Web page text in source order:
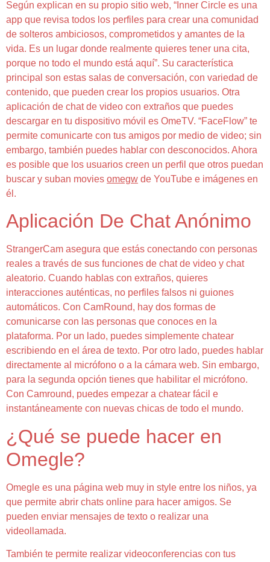
Según explican en su propio sitio web, “Inner Circle es una
app que revisa todos los perfiles para crear una comunidad
de solteros ambiciosos, comprometidos y amantes de la
vida. Es un lugar donde realmente quieres tener una cita,
porque no todo el mundo está aquí”. Su característica
principal son estas salas de conversación, con variedad de
contenido, que pueden crear los propios usuarios. Otra
aplicación de chat de video con extraños que puedes
descargar en tu dispositivo móvil es OmeTV. “FaceFlow” te
permite comunicarte con tus amigos por medio de video; sin
embargo, también puedes hablar con desconocidos. Ahora
es posible que los usuarios creen un perfil que otros puedan
buscar y suban movies omegw de YouTube e imágenes en
él.
Aplicación De Chat Anónimo
StrangerCam asegura que estás conectando con personas
reales a través de sus funciones de chat de video y chat
aleatorio. Cuando hablas con extraños, quieres
interacciones auténticas, no perfiles falsos ni guiones
automáticos. Con CamRound, hay dos formas de
comunicarse con las personas que conoces en la
plataforma. Por un lado, puedes simplemente chatear
escribiendo en el área de texto. Por otro lado, puedes hablar
directamente al micrófono o a la cámara web. Sin embargo,
para la segunda opción tienes que habilitar el micrófono.
Con Camround, puedes empezar a chatear fácil e
instantáneamente con nuevas chicas de todo el mundo.
¿Qué se puede hacer en
Omegle?
Omegle es una página web muy in style entre los niños, ya
que permite abrir chats online para hacer amigos. Se
pueden enviar mensajes de texto o realizar una
videollamada.
También te permite realizar videoconferencias con tus